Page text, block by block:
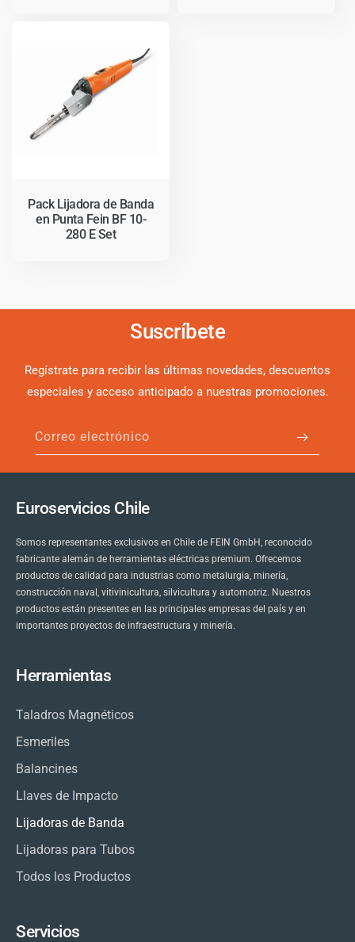
Pack Lijadora de Banda
en Punta Fein BF 10-
280 E Set
Suscríbete
Regístrate para recibir las últimas novedades, descuentos
especiales y acceso anticipado a nuestras promociones.
Correo electrónico
Euroservicios Chile
Somos representantes exclusivos en Chile de FEIN GmbH, reconocido
fabricante alemán de herramientas eléctricas premium. Ofrecemos
productos de calidad para industrias como metalurgia, minería,
construcción naval, vitivinicultura, silvicultura y automotriz. Nuestros
productos están presentes en las principales empresas del país y en
importantes proyectos de infraestructura y minería.
Herramientas
Taladros Magnéticos
Esmeriles
Balancines
Llaves de Impacto
Lijadoras de Banda
Lijadoras para Tubos
Todos los Productos
Servicios